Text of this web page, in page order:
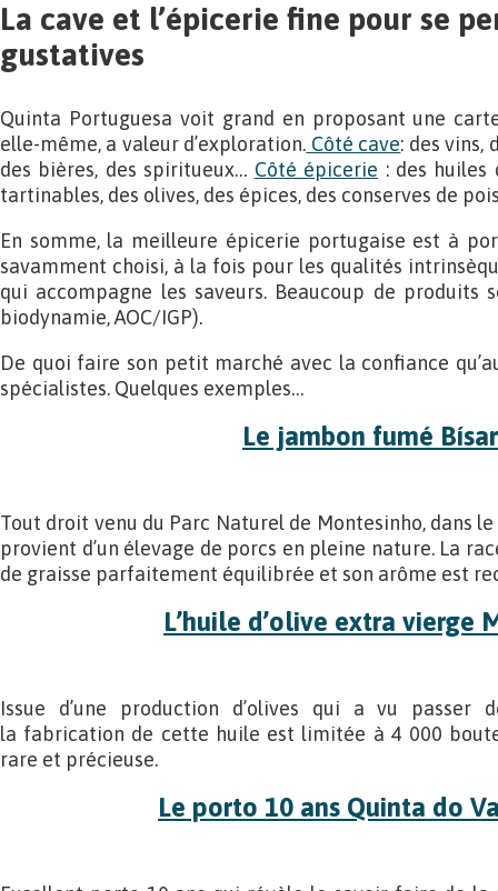
La cave et l’épicerie fine pour se
gustatives
Quinta Portuguesa voit grand en proposant une
elle-même, a valeur d’exploration. Côté cave: des vins,
des bières, des spiritueux… Côté épicerie : des huiles
tartinables, des olives, des épices, des conserves de
En somme, la meilleure épicerie portugaise est à
savamment choisi, à la fois pour les qualités
qui accompagne les saveurs. Beaucoup de produits
biodynamie, AOC/IGP).
De quoi faire son petit marché avec la confiance
spécialistes. Quelques exemples…
Le jambon fumé
Tout droit venu du Parc Naturel de Montesinho, dans
provient d’un élevage de porcs en pleine nature. La
de graisse parfaitement équilibrée et son arôme est
L’huile d’olive extra vierge
Issue d’une production d’olives qui a vu passer
la fabrication de cette huile est limitée à 4 000
rare et précieuse.
Le porto 10 ans Quinta do